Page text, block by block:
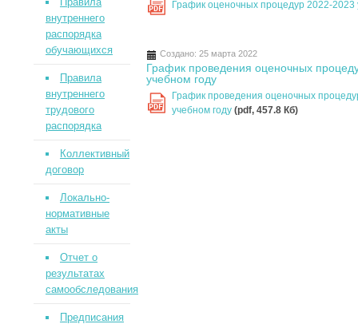
PDF График оценочных процедур 2022-
Создано: 25 марта 2022
График проведения оценочных
учебном году
PDF
График проведения оценочных
учебном году(pdf, 457.8 Кб)
внутреннего
распорядка
обучающихся
Правила
внутреннего
трудового
распорядка
Коллективный
договор
Локально-
нормативные
акты
Отчет о
результатах
самообследования
Предписания